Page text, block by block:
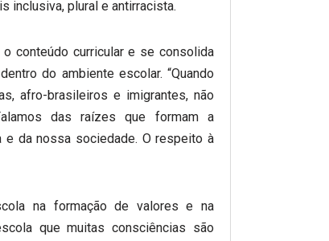
inclusiva, plural e antirracista.
conteúdo curricular e se consolida
do ambiente escolar. “Quando
afro-brasileiros e imigrantes, não
das raízes que formam a
da nossa sociedade. O respeito à
na formação de valores e na
que muitas consciências são